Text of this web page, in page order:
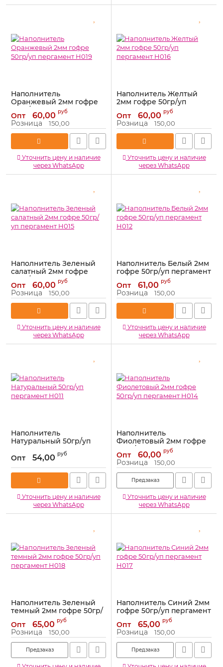
Наполнитель
Оранжевый 2мм гофре
50гр/уп пергамент H019
Артикул: H019
Опт 60,00 руб
Розница 150,00
Уточнить цену и наличие
через WhatsApp
Наполнитель Желтый
2мм гофре 50гр/уп
пергамент H016
Артикул: H016
Опт 60,00 руб
Розница 150,00
Уточнить цену и наличие
через WhatsApp
Наполнитель Зеленый
салатный 2мм гофре
50гр/уп пергамент H015
Артикул: H015
Опт 60,00 руб
Розница 150,00
Уточнить цену и наличие
через WhatsApp
Наполнитель Белый 2мм
гофре 50гр/уп пергамент
Артикул: H012
Опт 61,00 руб
Розница 150,00
Уточнить цену и наличие
через WhatsApp
Наполнитель
Натуральный 50гр/уп
пергамент H011
Артикул: H011
Опт 54,00 руб
Уточнить цену и наличие
через WhatsApp
Наполнитель
Фиолетовый 2мм гофре
50гр/уп пергамент H014
Артикул: H014
Опт 60,00 руб
Розница 150,00
Предзаказ
Уточнить цену и наличие
через WhatsApp
Наполнитель Зеленый
темный 2мм гофре 50гр/
уп пергамент H018
Артикул: H018
Опт 65,00 руб
Розница 150,00
Предзаказ
Наполнитель Синий 2мм
гофре 50гр/уп пергамент
Артикул: H017
Опт 65,00 руб
Розница 150,00
Предзаказ